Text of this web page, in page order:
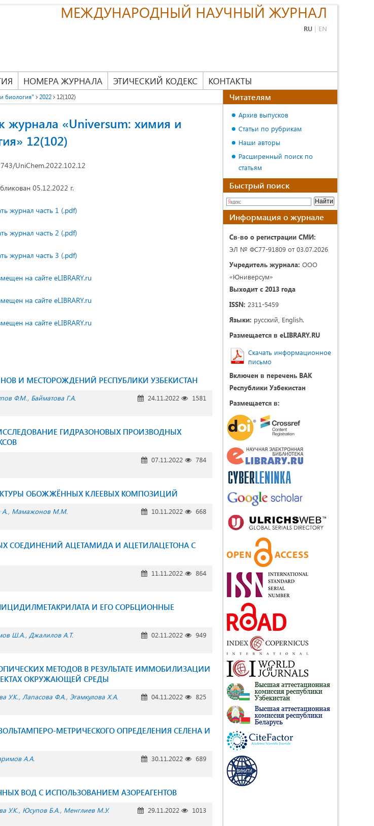
МЕЖДУНАРОДНЫЙ НАУЧНЫЙ ЖУРНАЛ
RU | EN
НОМЕРА ЖУРНАЛА ЭТИЧЕСКИЙ КОДЕКС КОНТАКТЫ
биология" 2022 12(102)
журнала «Universum: химия и
12(102)
UniChem.2022.102.12
05.12.2022 г.
журнал часть 1 (.pdf)
журнал часть 2 (.pdf)
журнал часть 3 (.pdf)
на сайте eLIBRARY.ru
на сайте eLIBRARY.ru
на сайте eLIBRARY.ru
И МЕСТОРОЖДЕНИЙ РЕСПУБЛИКИ УЗБЕКИСТАН
Ф.М. Байматова Г.А. 24.11.2022
1581
ГИДРАЗОНОВЫХ ПРОИЗВОДНЫХ
07.11.2022
784
ОБОЖЖЁННЫХ КЛЕЕВЫХ КОМПОЗИЦИЙ
Мамажонов М.М. 10.11.2022
668
СОЕДИНЕНИЙ АЦЕТАМИДА И АЦЕТИЛАЦЕТОНА С
11.11.2022
864
И ЕГО СОРБЦИОННЫЕ
Ш.А. Джалилов А.Т. 02.11.2022
949
МЕТОДОВ В РЕЗУЛЬТАТЕ ИММОБИЛИЗАЦИИ
ОКРУЖАЮЩЕЙ СРЕДЫ
У.К. Лапасова Ф.А. Эгамкулова Х.А. 04.11.2022
825
МЕТРИЧЕСКОГО ОПРЕДЕЛЕНИЯ СЕЛЕНА И
А.А. 30.11.2022
689
ВОД С ИСПОЛЬЗОВАНИЕМ АЗОРЕАГЕНТОВ
У.К. Юсупов Б.А. Менглиев М.У. 29.11.2022
1013
Читателям
Архив выпусков
Статьи по рубрикам
Наши авторы
Расширенный поиск по
статьям
Быстрый поиск
Информация о журнале
Св-во о регистрации СМИ:
ЭЛ № ФС77-91809 от 03.07.2026
Учредитель журнала: ООО
«Юниверсум»
Выходит с 2013 года
ISSN: 2311-5459
Языки: русский, English.
Размещается в eLIBRARY.RU
Скачать информационное
письмо
Включен в перечень ВАК
Республики Узбекистан
Размещается в: